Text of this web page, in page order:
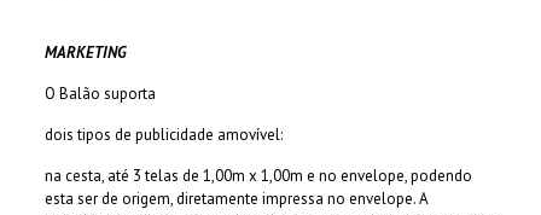
MARKETING
O Balão suporta
dois tipos de publicidade amovível:
na cesta, até 3 telas de 1,00m x 1,00m e no envelope, podendo
esta ser de origem, diretamente impressa no envelope. A